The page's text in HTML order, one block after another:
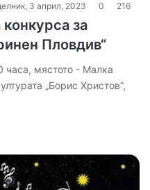
3 април, 2023 0 216
за
Пловдив“
часа, мястото - Малка
„Борис Христов”,